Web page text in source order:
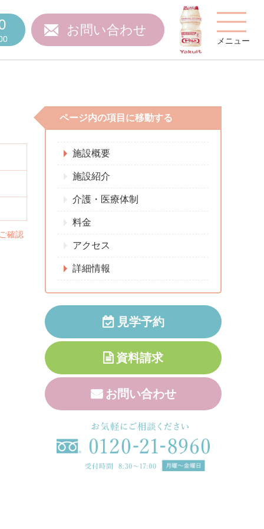
お問い合わせ
メニュー
費用について
問 スタッフ紹介
施設関係者の方へ
確認
ページ内の項目に移動する
施設概要
施設紹介
介護・医療体制
料金
アクセス
詳細情報
見学予約
資料請求
お問い合わせ